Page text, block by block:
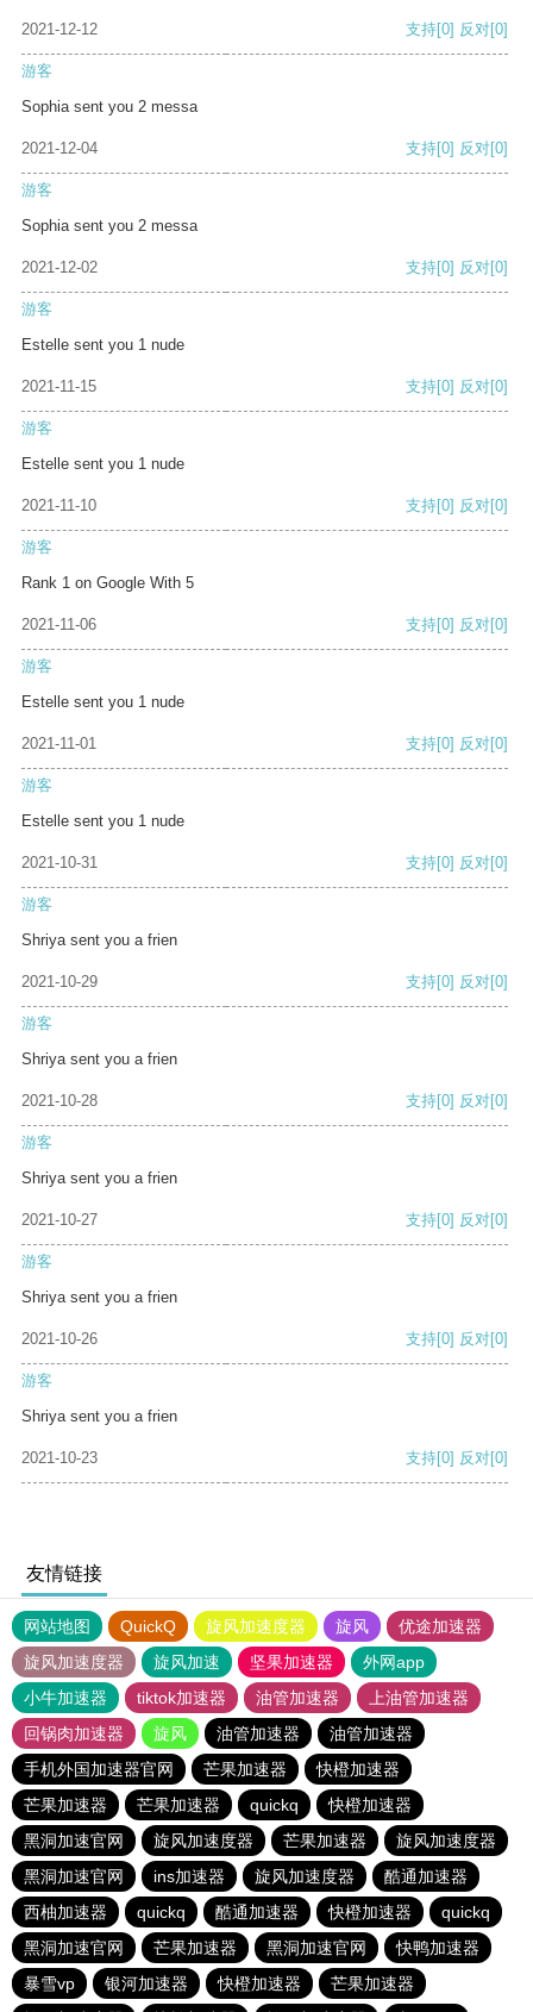
2021-12-12 支持[0] 反对[0]
游客
Sophia sent you 2 messa
2021-12-04 支持[0] 反对[0]
游客
Sophia sent you 2 messa
2021-12-02 支持[0] 反对[0]
游客
Estelle sent you 1 nude
2021-11-15 支持[0] 反对[0]
游客
Estelle sent you 1 nude
2021-11-10 支持[0] 反对[0]
游客
Rank 1 on Google With 5
2021-11-06 支持[0] 反对[0]
游客
Estelle sent you 1 nude
2021-11-01 支持[0] 反对[0]
游客
Estelle sent you 1 nude
2021-10-31 支持[0] 反对[0]
游客
Shriya sent you a frien
2021-10-29 支持[0] 反对[0]
游客
Shriya sent you a frien
2021-10-28 支持[0] 反对[0]
游客
Shriya sent you a frien
2021-10-27 支持[0] 反对[0]
游客
Shriya sent you a frien
2021-10-26 支持[0] 反对[0]
游客
Shriya sent you a frien
2021-10-23 支持[0] 反对[0]
友情链接
网站地图 QuickQ 旋风加速度器 旋风
优途加速器
旋风加速度器
旋风加速 坚果加速器
外网app
小牛加速器
tiktok加速器 油管加速器
上油管加速器
回锅肉加速器
旋风 油管加速器
油管加速器
手机外国加速器官网
芒果加速器
快橙加速器
芒果加速器
芒果加速器 quickq
快橙加速器
黑洞加速官网
旋风加速度器 芒果加速器
旋风加速度器
黑洞加速官网
ins加速器 旋风加速度器
酷通加速器
西柚加速器
quickq 酷通加速器 快橙加速器
quickq
黑洞加速官网
芒果加速器 黑洞加速官网
快鸭加速器
暴雪vp
银河加速器 快橙加速器
芒果加速器